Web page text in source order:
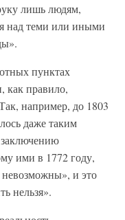
лишь людям,
над теми или иными
пунктах
как правило,
например, до 1803
даже таким
ими в 1772 году,
невозможны», и это
нельзя».